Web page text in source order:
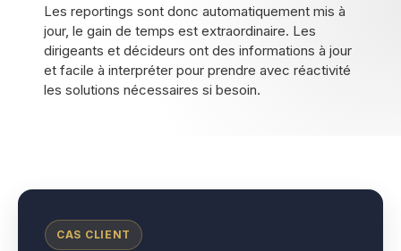
Les reportings sont donc automatiquement mis à
jour, le gain de temps est extraordinaire. Les
dirigeants et décideurs ont des informations à jour
et facile à interpréter pour prendre avec réactivité
les solutions nécessaires si besoin.
CAS CLIENT